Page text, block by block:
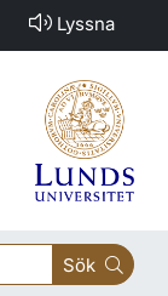
Lyssna
Sök